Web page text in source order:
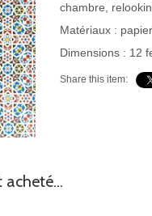
chambre,
Matériaux :
Dimensions : 12
Share this item: